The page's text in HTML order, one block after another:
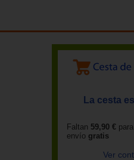
La cesta
Faltan 59,90 €
envío gratis
Ver